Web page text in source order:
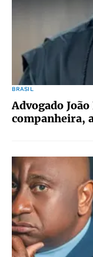
BRASIL
Advogado
companheira,